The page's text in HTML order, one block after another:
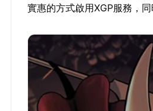
實惠的方式啟用XGP服務，